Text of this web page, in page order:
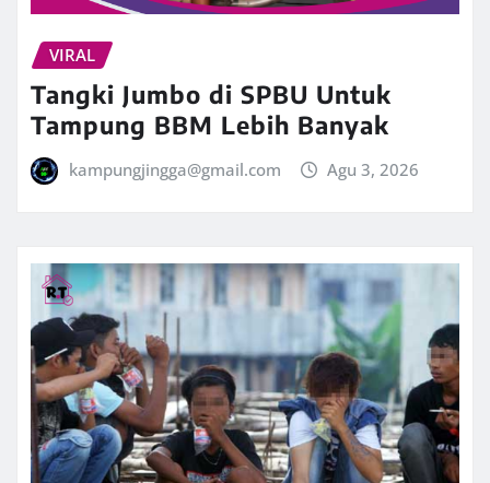
VIRAL
Tangki Jumbo di SPBU Untuk
Tampung BBM Lebih Banyak
kampungjingga@gmail.com Agu 3, 2026